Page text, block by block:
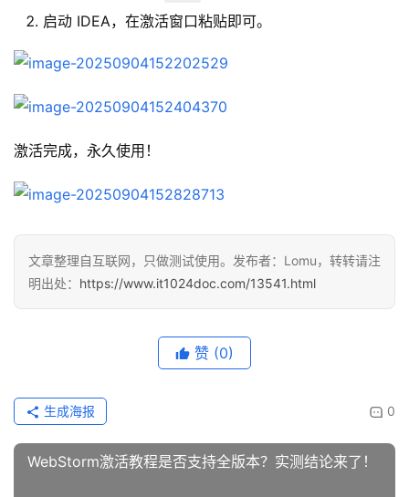
启动 IDEA，在激活窗口粘贴即可。
激活完成，永久使用！
文章整理自互联网，只做测试使用。发布者：Lomu，转转请注
明出处： https://www.it1024doc.com/13541.html
赞 (0)
0
生成海报
WebStorm激活教程是否支持全版本？实测结论来了！